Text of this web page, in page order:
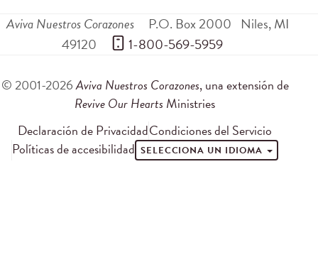
Aviva Nuestros Corazones P.O. Box 2000 Niles,MI
49120
1-800-569-5959
© 2001-2026Aviva Nuestros Corazones, una extensión de
Revive Our Hearts Ministries
Declaración de PrivacidadCondiciones del Servicio
Políticas de accesibilidad SELECCIONA UN IDIOMA